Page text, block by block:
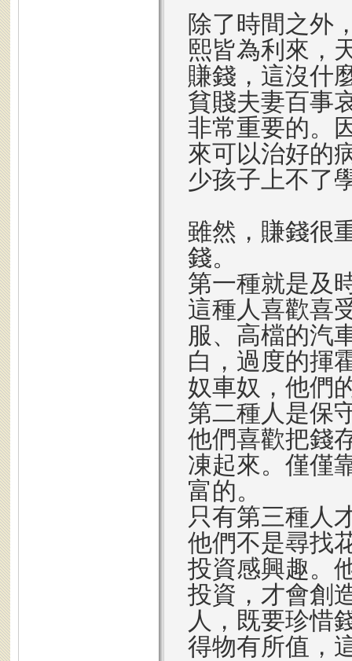
除了時間之外
熙皆為利來，
賺錢，這沒什
貧賤夫妻百事
非常重要的。
來可以治好的
少孩子上不了
雖然，賺錢很
錢。
第一種就是及
這種人喜歡喜
服、高檔的汽
白，過度的揮
奴車奴，他們
第二種人是保
他們喜歡把錢
凍起來。僅僅
富的。
只有第三種人
他們不是尋找
投資感興趣。
投資，才會創
人，既要珍惜
得物有所值，